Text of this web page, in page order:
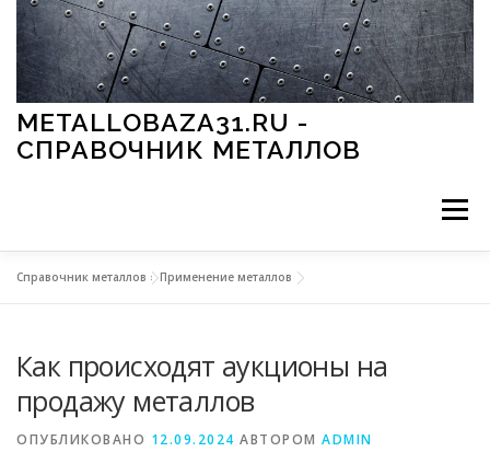
Перейти к содержимому
METALLOBAZA31.RU -
СПРАВОЧНИК МЕТАЛЛОВ
Меню
МЕТАЛЛЫ И ОКРУЖАЮЩАЯ СРЕДА
Справочник металлов »Применение металлов
Как происходят аукционы на
продажу металлов
ОПУБЛИКОВАНО 12.09.2024 АВТОРОМ ADMIN